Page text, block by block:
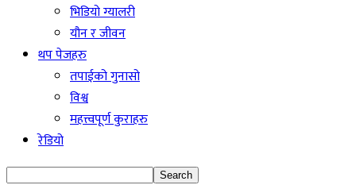
भिडियो ग्यालरी
यौन र जीवन
थप पेजहरु
तपाईको गुनासो
विश्व
महत्त्वपूर्ण कुराहरु
रेडियो